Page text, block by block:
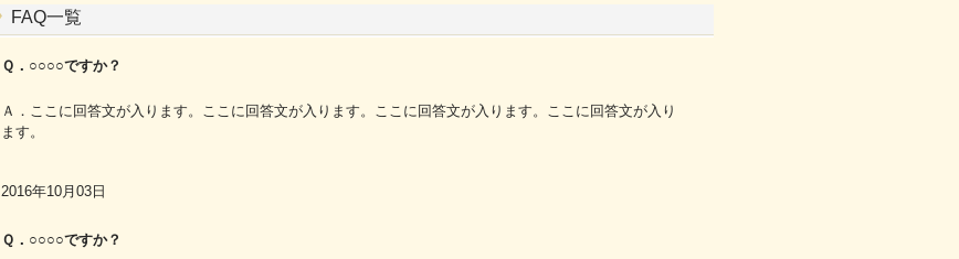
FAQ一覧
Ｑ．○○○○ですか？
Ａ．ここに回答文が入ります。ここに回答文が入ります。ここに回答文が入ります。ここに回答文が入り
ます。
2016年10月03日
Ｑ．○○○○ですか？